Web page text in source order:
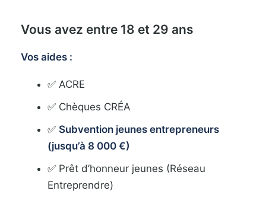
Vous avez entre 18 et 29 ans
Vos aides :
✅ ACRE
✅ Chèques CRÉA
✅ Subvention jeunes entrepreneurs
(jusqu’à 8 000 €)
✅ Prêt d’honneur jeunes (Réseau
Entreprendre)